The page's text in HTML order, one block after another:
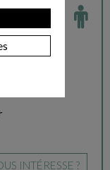
INTÉRESSE ?